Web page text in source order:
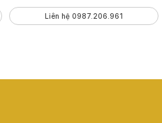
Liên hệ 0987.206.961